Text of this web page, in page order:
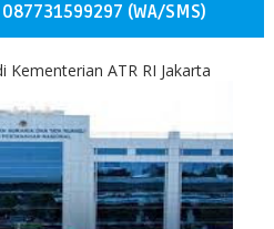
087731599297 (WA/SMS)
Kementerian ATR RI Jakarta